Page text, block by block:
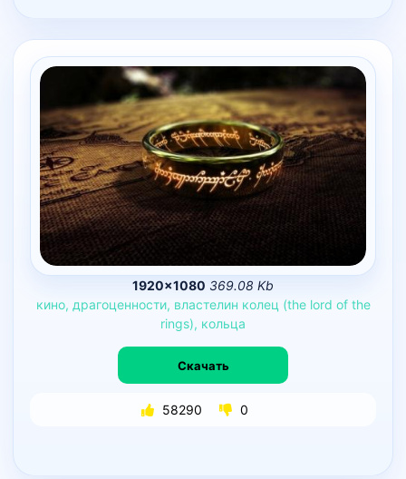
1920×1080 369.08 Kb
кино, драгоценности, властелин колец (the lord of the
rings), кольца
Скачать
58290 0